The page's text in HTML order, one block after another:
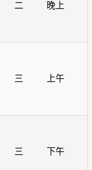
二 晚上
三 上午
三 下午